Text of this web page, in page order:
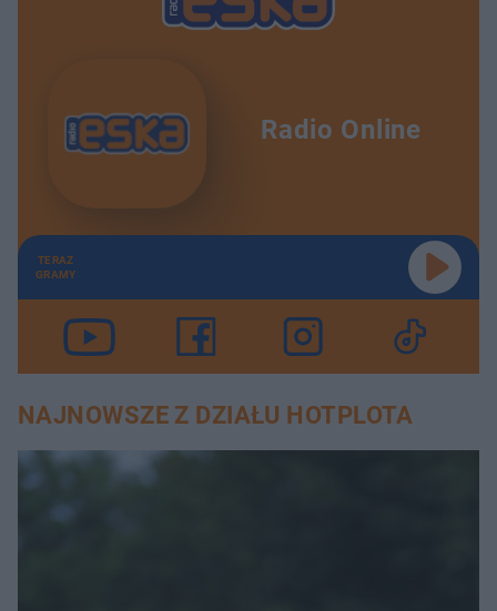
Radio Online
TERAZ
GRAMY
NAJNOWSZE Z DZIAŁU HOTPLOTA